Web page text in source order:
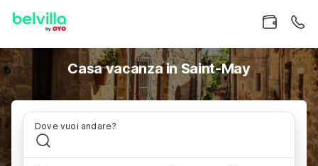
Casa vacanza in Saint-May
Dove vuoi andare?